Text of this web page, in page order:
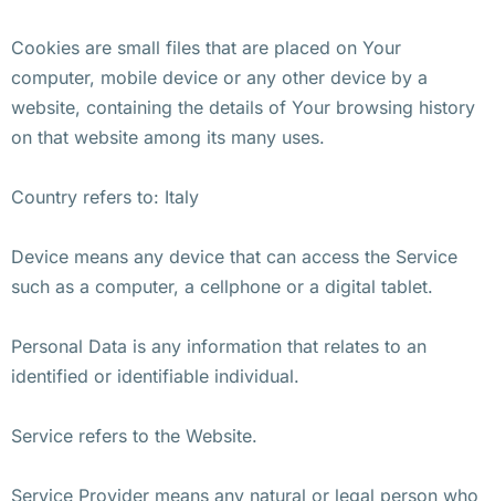
Cookies are small files that are placed on Your
computer, mobile device or any other device by a
website, containing the details of Your browsing history
on that website among its many uses.
Country refers to: Italy
Device means any device that can access the Service
such as a computer, a cellphone or a digital tablet.
Personal Data is any information that relates to an
identified or identifiable individual.
Service refers to the Website.
Service Provider means any natural or legal person who